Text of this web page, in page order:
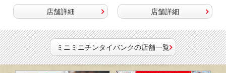
店舗詳細
店舗詳細
ミニミニチンタイバンクの店舗一覧